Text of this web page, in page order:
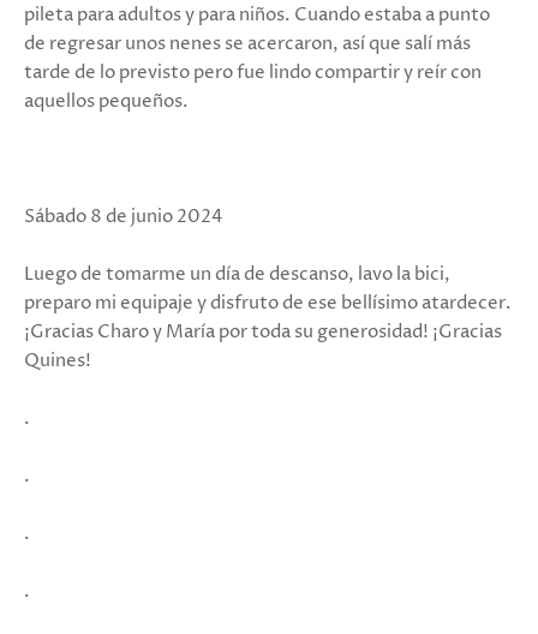
pileta para adultos y para niños. Cuando estaba a punto
de regresar unos nenes se acercaron, así que salí más
tarde de lo previsto pero fue lindo compartir y reír con
aquellos pequeños.
Sábado 8 de junio 2024
Luego de tomarme un día de descanso, lavo la bici,
preparo mi equipaje y disfruto de ese bellísimo atardecer.
¡Gracias Charo y María por toda su generosidad! ¡Gracias
Quines!
.
.
.
.